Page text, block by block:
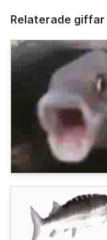
Relaterade giffar